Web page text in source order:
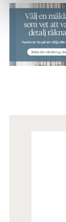
Förslag 1 – L-
Det största
och kök på 153
mellan sociala
ligger i öppen
som skapar ett
som bjuder in
Förslag 2 – Liten
Denna mer